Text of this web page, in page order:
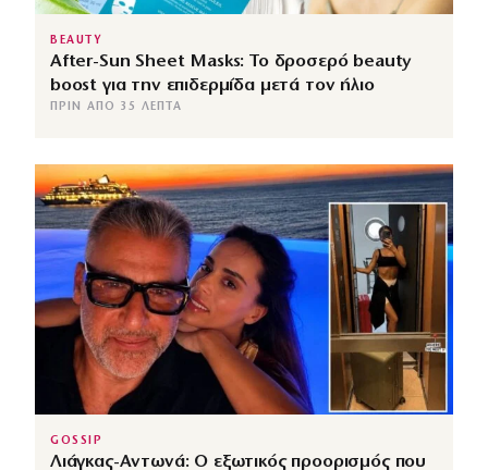
BEAUTY
After-Sun Sheet Masks: Το δροσερό beauty
boost για την επιδερμίδα μετά τον ήλιο
ΠΡΙΝ ΑΠΌ 35 ΛΕΠΤΆ
GOSSIP
Λιάγκας-Αντωνά: Ο εξωτικός προορισμός που